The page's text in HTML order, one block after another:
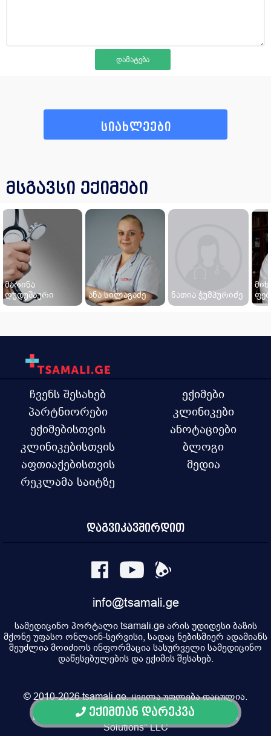
ექიმთან დარეკვა
სიახლეები
მსგავსი ექიმები
მარინა
ღუდუშაური
ანა სილაგაძე ნათია ჭუმპურიძე
ჩვენს შესახებ
პარტნიორები
ექიმებისთვის
კლინიკებისთვის
აფთიაქებისთვის
რეკლამა საიტზე
ექიმები
კლინიკები
ანოტაციები
ბლოგი
მედია
დაგვიკავშირდით
info@tsamali.ge
სამედიცინო პორტალი tsamali.ge არის უდიდესი ბაზის
მქონე უფასო ონლაინ-სერვისი, სადაც ნებისმიერ ადამიანს
შეუძლია მოიძიოს ინფორმაცია სასურველი სამედიცინო
დაწესებულების და ექიმის შესახებ.
© 2010-2026 tsamali.ge, ყველა უფლება დაცულია.
Developed by Pulsar Digital, Property of "Digital
Solutions" LLC